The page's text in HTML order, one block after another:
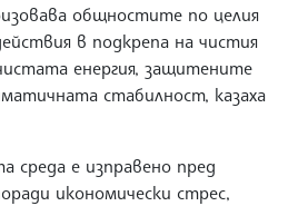
общностите по целия
в подкрепа на чистия
енергия, защитените
стабилност, казаха
среда е изправено пред
икономически стрес,